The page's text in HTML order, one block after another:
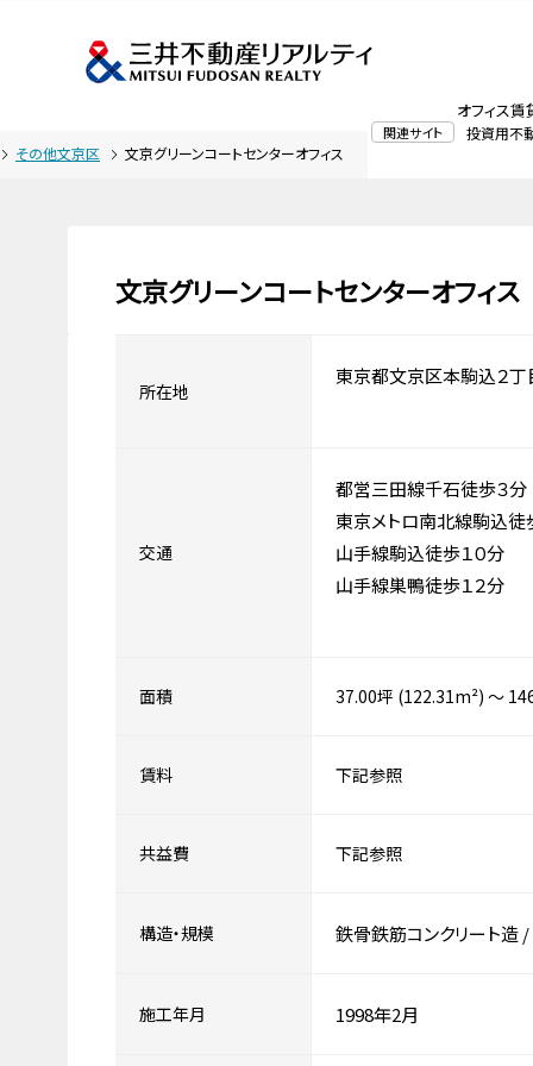
関連サイト 投資用不
オフィス賃
その他文京区 文京グリーンコートセンターオフィス
文京グリーンコートセンターオフィス
所在地
東京都文京区本駒込２丁
交通
都営三田線千石徒歩３分
東京メトロ南北線駒込徒
山手線駒込徒歩１０分
山手線巣鴨徒歩１２分
面積 37.00坪 (122.31m²) ～
賃料 下記参照
共益費 下記参照
構造・規模 鉄骨鉄筋コンクリート造/
施工年月 1998年2月